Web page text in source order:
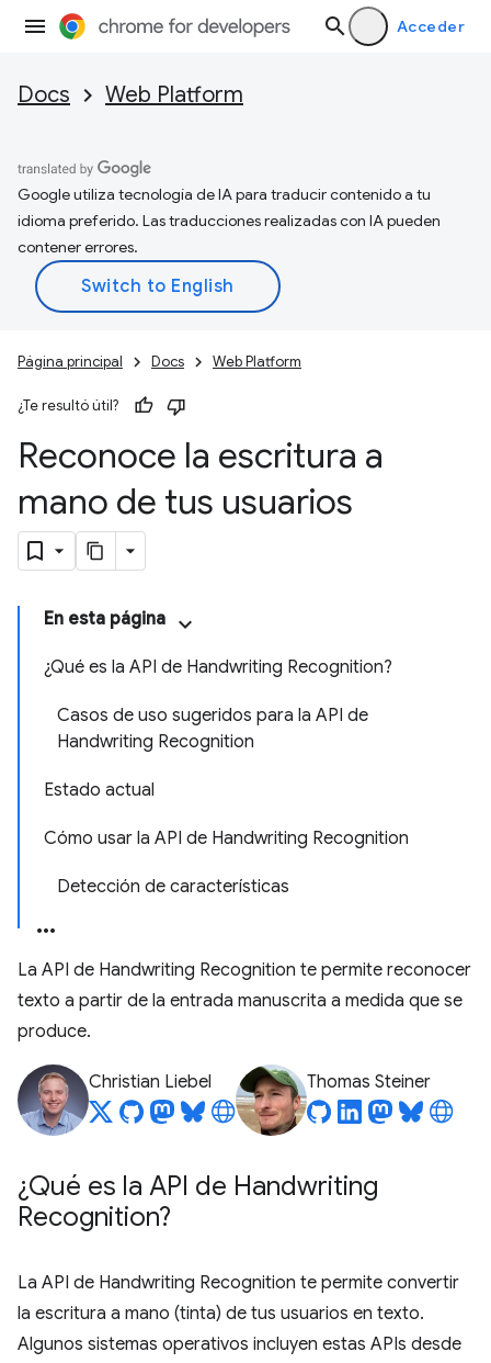
Acceder
Docs Web Platform
Google utiliza tecnología de IA para traducir contenido a tu
idioma preferido. Las traducciones realizadas con IA pueden
contener errores.
Página principal Docs Web Platform
¿Te resultó útil?
Reconoce la escritura a
mano de tus usuarios
En esta página
¿Qué es la API de Handwriting Recognition?
Casos de uso sugeridos para la API de
Handwriting Recognition
Estado actual
Cómo usar la API de Handwriting Recognition
Detección de características
La API de Handwriting Recognition te permite reconocer
texto a partir de la entrada manuscrita a medida que se
produce.
Christian Liebel Thomas Steiner
¿Qué es la API de Handwriting
Recognition?
La API de Handwriting Recognition te permite convertir
la escritura a mano (tinta) de tus usuarios en texto.
Algunos sistemas operativos incluyen estas APIs desde